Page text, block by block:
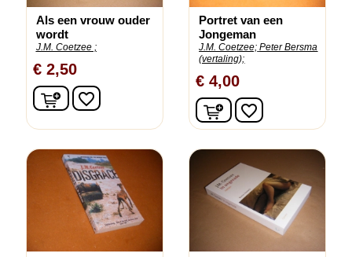
Als een vrouw ouder
wordt
J.M. Coetzee ;
€ 2,50
In winkelwagen
favorite_border
Portret van een
Jongeman
J.M. Coetzee; Peter Bersma
(vertaling);
€ 4,00
In winkelwagen
favorite_border